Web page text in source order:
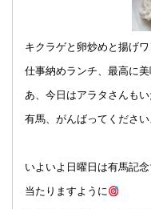
キクラゲと卵炒めと揚げワ
仕事納めランチ、最高に
あ、今日はアラタさんも
有馬、がんばってくださ
いよいよ日曜日は有馬記念
当たりますように